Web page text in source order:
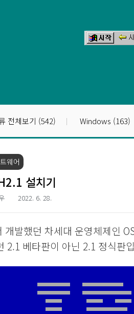
전체보기 (542) Windows (163)
웨어
설치기
2022. 6. 28.
개발했던 차세대 운영체제인
2.1 베타판이 아닌 2.1 정식판